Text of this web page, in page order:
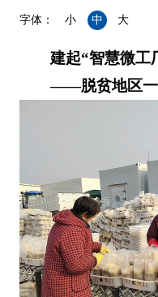
字体： 小 中 大
建起“智慧微工
——脱贫地区一